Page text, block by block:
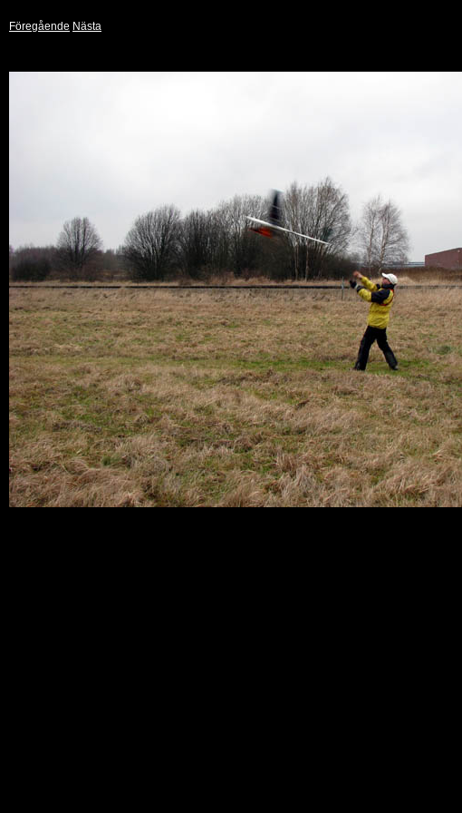
Föregående Nästa